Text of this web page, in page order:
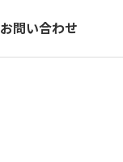
お問い合わせ